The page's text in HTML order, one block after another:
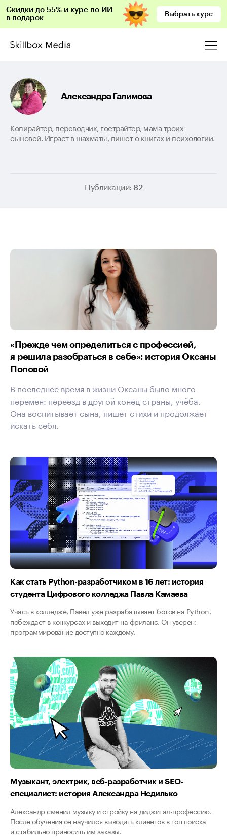
Скидки до 55% и курс по ИИ
в подарок
Выбрать курс
Александра Галимова
Копирайтер, переводчик, гострайтер, мама троих
сыновей. Играет в шахматы, пишет о книгах и психологии.
Публикации: 82
«Прежде чем определиться с профессией,
я решила разобраться в себе»: история Оксаны
Поповой
В последнее время в жизни Оксаны было много
перемен: переезд в другой конец страны, учёба.
Она воспитывает сына, пишет стихи и продолжает
искать себя.
Как стать Python-разработчиком в 16 лет: история
студента Цифрового колледжа Павла Камаева
Учась в колледже, Павел уже разрабатывает ботов на Python,
побеждает в конкурсах и выходит на фриланс. Он уверен:
программирование доступно каждому.
Музыкант, электрик, веб-разработчик и SEO-
специалист: история Александра Недилько
Александр сменил музыку и стройку на диджитал-профессию.
После обучения он научился выводить клиентов в топ поиска
и стабильно приносить им заказы.